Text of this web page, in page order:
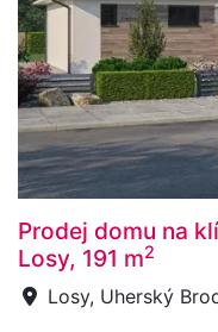
Prodej domu na
Losy, 191 m2
Losy, Uherský